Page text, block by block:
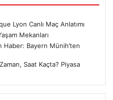
Lyon Canlı Maç Anlatımı
Mekanları
Haber: Bayern Münih’ten
Saat Kaçta? Piyasa